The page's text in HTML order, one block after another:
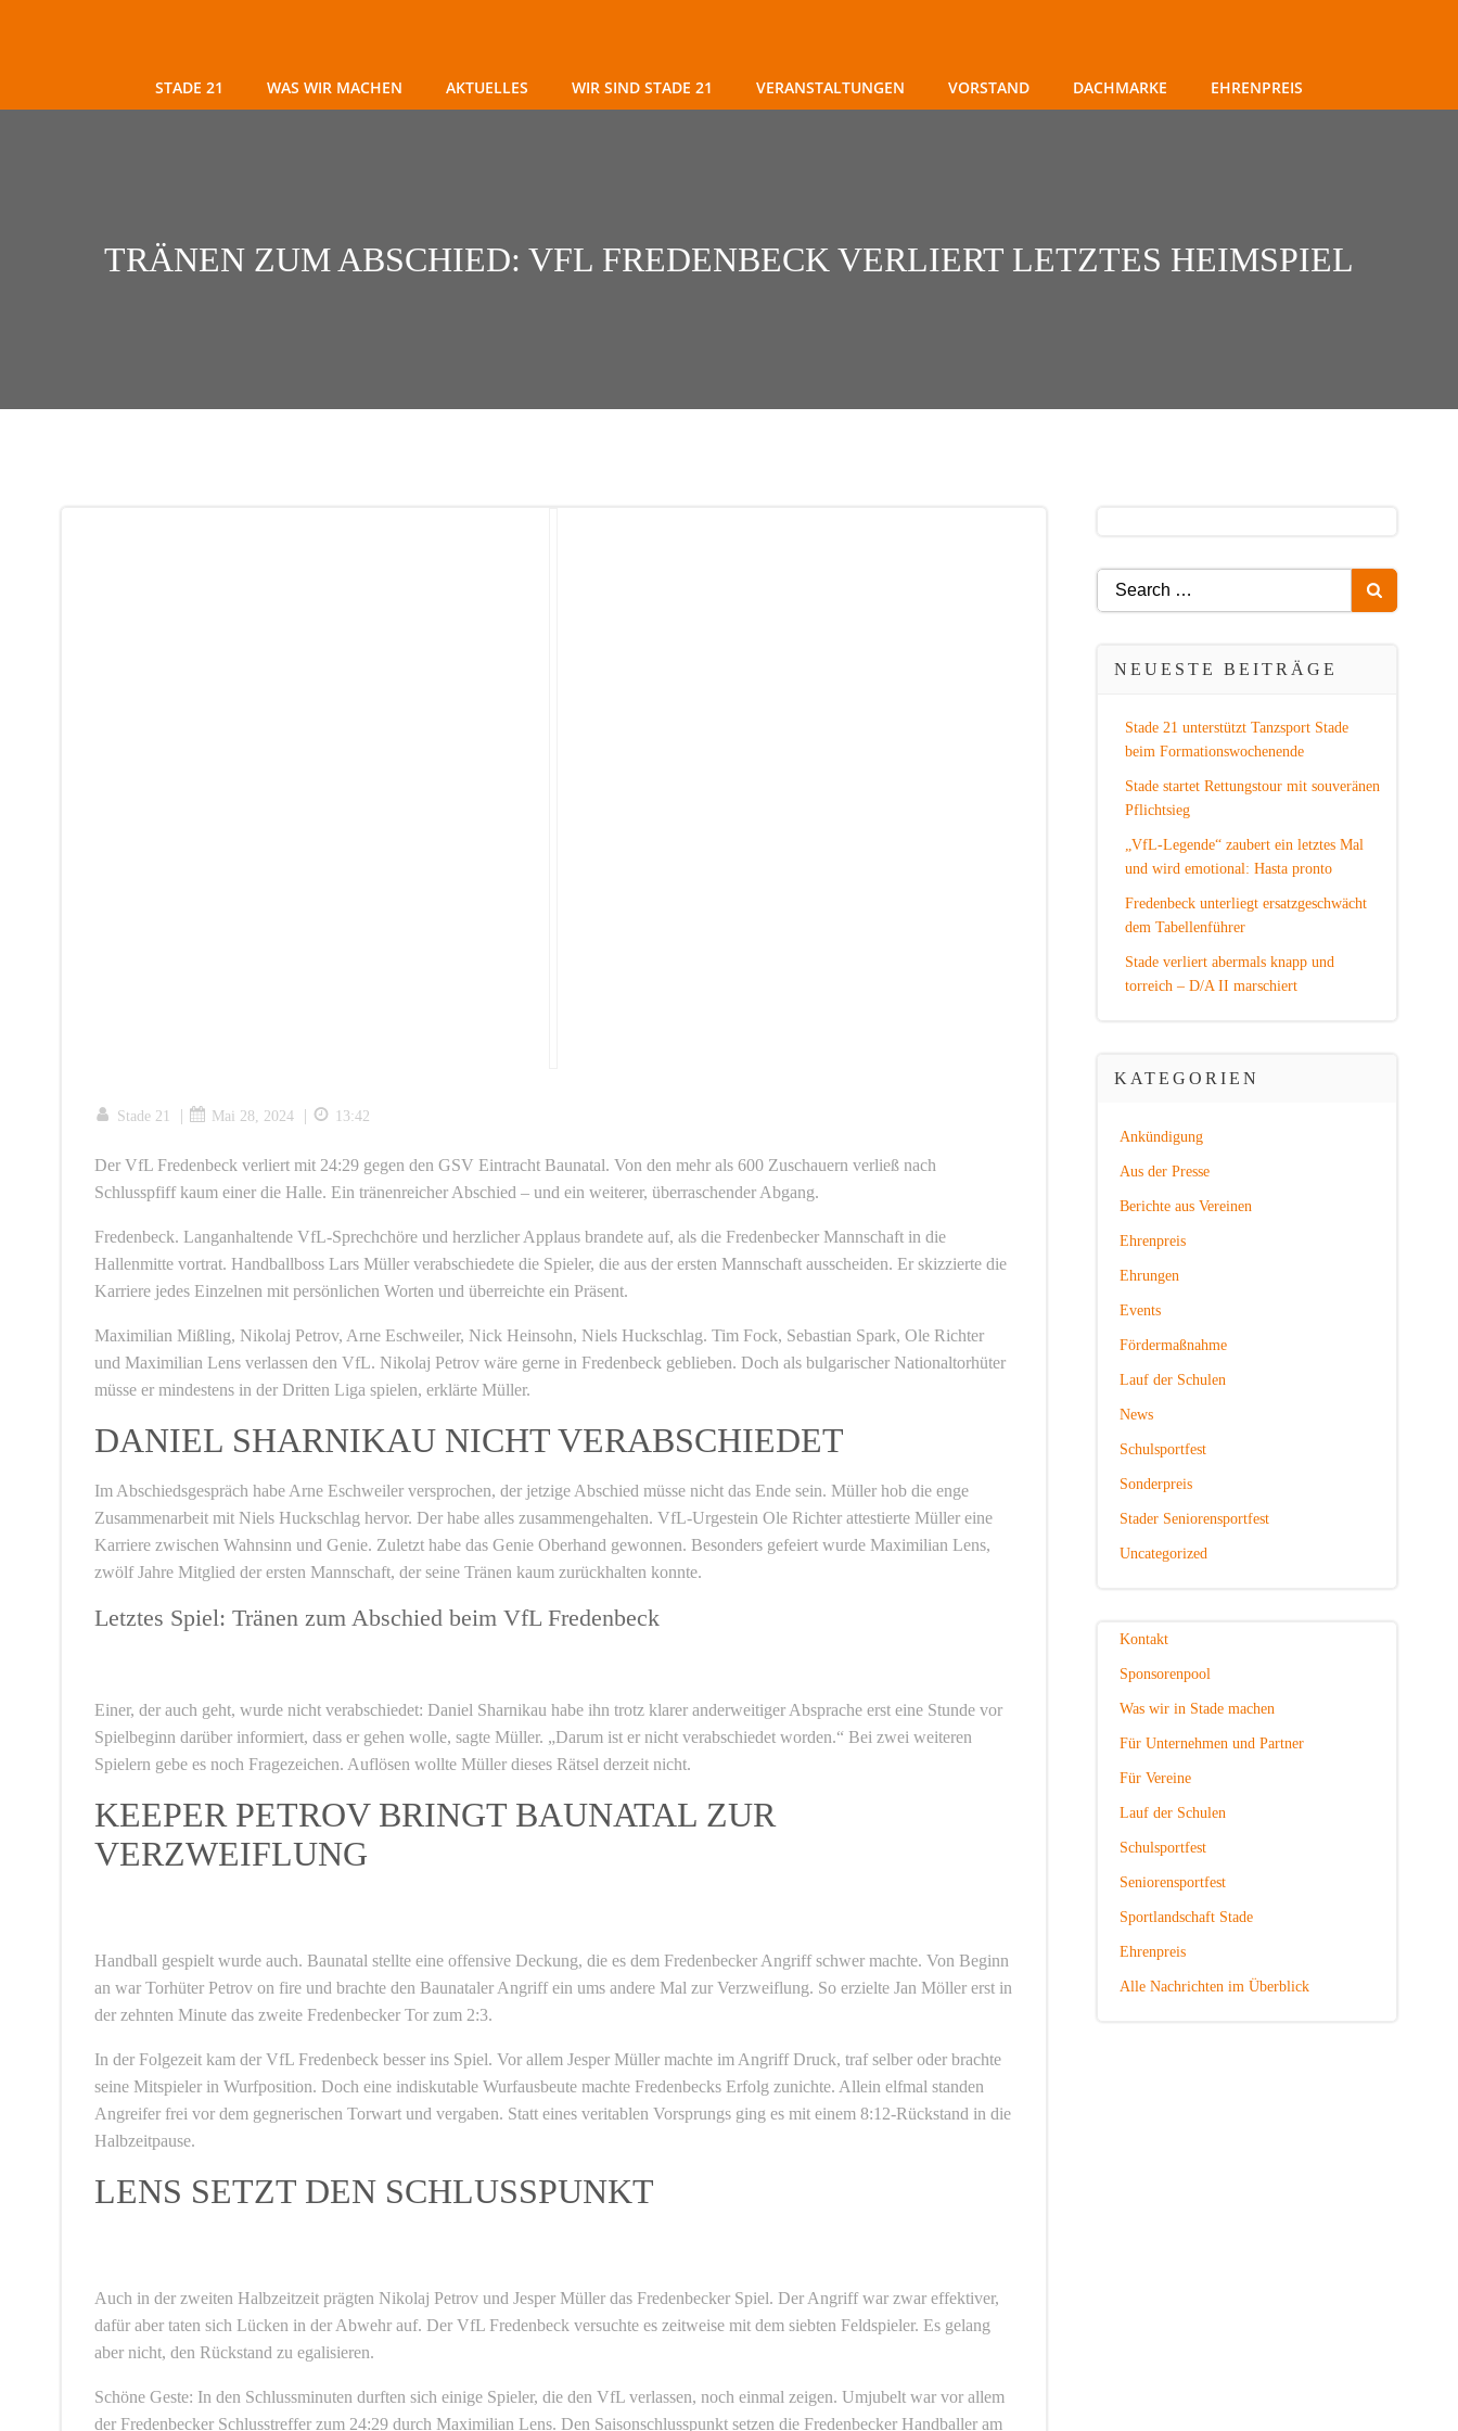
STADE 21 WAS WIR MACHEN AKTUELLES WIR SIND STADE 21 VERANSTALTUNGEN VORSTAND DACHMARKE EHRENPREIS
TRÄNEN ZUM ABSCHIED: VFL FREDENBECK VERLIERT LETZTES HEIMSPIEL
Stade 21 | Mai 28, 2024 | 13:42
Der VfL Fredenbeck verliert mit 24:29 gegen den GSV Eintracht Baunatal. Von den mehr als 600 Zuschauern verließ nach
Schlusspfiff kaum einer die Halle. Ein tränenreicher Abschied – und ein weiterer, überraschender Abgang.
Fredenbeck. Langanhaltende VfL-Sprechchöre und herzlicher Applaus brandete auf, als die Fredenbecker Mannschaft in die
Hallenmitte vortrat. Handballboss Lars Müller verabschiedete die Spieler, die aus der ersten Mannschaft ausscheiden. Er skizzierte die
Karriere jedes Einzelnen mit persönlichen Worten und überreichte ein Präsent.
Maximilian Mißling, Nikolaj Petrov, Arne Eschweiler, Nick Heinsohn, Niels Huckschlag. Tim Fock, Sebastian Spark, Ole Richter
und Maximilian Lens verlassen den VfL. Nikolaj Petrov wäre gerne in Fredenbeck geblieben. Doch als bulgarischer Nationaltorhüter
müsse er mindestens in der Dritten Liga spielen, erklärte Müller.
DANIEL SHARNIKAU NICHT VERABSCHIEDET
Im Abschiedsgespräch habe Arne Eschweiler versprochen, der jetzige Abschied müsse nicht das Ende sein. Müller hob die enge
Zusammenarbeit mit Niels Huckschlag hervor. Der habe alles zusammengehalten. VfL-Urgestein Ole Richter attestierte Müller eine
Karriere zwischen Wahnsinn und Genie. Zuletzt habe das Genie Oberhand gewonnen. Besonders gefeiert wurde Maximilian Lens,
zwölf Jahre Mitglied der ersten Mannschaft, der seine Tränen kaum zurückhalten konnte.
Letztes Spiel: Tränen zum Abschied beim VfL Fredenbeck
Einer, der auch geht, wurde nicht verabschiedet: Daniel Sharnikau habe ihn trotz klarer anderweitiger Absprache erst eine Stunde vor
Spielbeginn darüber informiert, dass er gehen wolle, sagte Müller. „Darum ist er nicht verabschiedet worden.“ Bei zwei weiteren
Spielern gebe es noch Fragezeichen. Auflösen wollte Müller dieses Rätsel derzeit nicht.
KEEPER PETROV BRINGT BAUNATAL ZUR
VERZWEIFLUNG
Handball gespielt wurde auch. Baunatal stellte eine offensive Deckung, die es dem Fredenbecker Angriff schwer machte. Von Beginn
an war Torhüter Petrov on fire und brachte den Baunataler Angriff ein ums andere Mal zur Verzweiflung. So erzielte Jan Möller erst in
der zehnten Minute das zweite Fredenbecker Tor zum 2:3.
In der Folgezeit kam der VfL Fredenbeck besser ins Spiel. Vor allem Jesper Müller machte im Angriff Druck, traf selber oder brachte
seine Mitspieler in Wurfposition. Doch eine indiskutable Wurfausbeute machte Fredenbecks Erfolg zunichte. Allein elfmal standen
Angreifer frei vor dem gegnerischen Torwart und vergaben. Statt eines veritablen Vorsprungs ging es mit einem 8:12-Rückstand in die
Halbzeitpause.
LENS SETZT DEN SCHLUSSPUNKT
Auch in der zweiten Halbzeitzeit prägten Nikolaj Petrov und Jesper Müller das Fredenbecker Spiel. Der Angriff war zwar effektiver,
dafür aber taten sich Lücken in der Abwehr auf. Der VfL Fredenbeck versuchte es zeitweise mit dem siebten Feldspieler. Es gelang
aber nicht, den Rückstand zu egalisieren.
Schöne Geste: In den Schlussminuten durften sich einige Spieler, die den VfL verlassen, noch einmal zeigen. Umjubelt war vor allem
der Fredenbecker Schlusstreffer zum 24:29 durch Maximilian Lens. Den Saisonschlusspunkt setzen die Fredenbecker Handballer am
Search
for:
NEUESTE BEITRÄGE
Stade 21 unterstützt Tanzsport Stade
beim Formationswochenende
Stade startet Rettungstour mit souveränen
Pflichtsieg
„VfL-Legende“ zaubert ein letztes Mal
und wird emotional: Hasta pronto
Fredenbeck unterliegt ersatzgeschwächt
dem Tabellenführer
Stade verliert abermals knapp und
torreich – D/A II marschiert
KATEGORIEN
Ankündigung
Aus der Presse
Berichte aus Vereinen
Ehrenpreis
Ehrungen
Events
Fördermaßnahme
Lauf der Schulen
News
Schulsportfest
Sonderpreis
Stader Seniorensportfest
Uncategorized
Kontakt
Sponsorenpool
Was wir in Stade machen
Für Unternehmen und Partner
Für Vereine
Lauf der Schulen
Schulsportfest
Seniorensportfest
Sportlandschaft Stade
Ehrenpreis
Alle Nachrichten im Überblick